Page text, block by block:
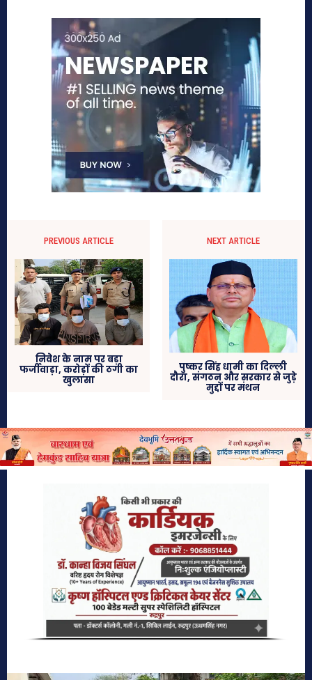
PREVIOUS ARTICLE
निवेश के नाम पर बड़ा
फर्जीवाड़ा, करोड़ों की ठगी का
खुलासा
NEXT ARTICLE
पुष्कर सिंह धामी का दिल्ली
दौरा, संगठन और सरकार से जुड़े
मुद्दों पर मंथन